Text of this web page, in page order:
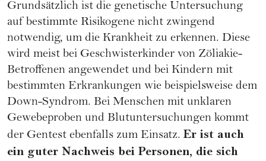
Grundsätzlich ist die genetische Untersuchung
auf bestimmte Risikogene nicht zwingend
notwendig, um die Krankheit zu erkennen. Diese
wird meist bei Geschwisterkinder von Zöliakie-
Betroffenen angewendet und bei Kindern mit
bestimmten Erkrankungen wie beispielsweise dem
Down-Syndrom. Bei Menschen mit unklaren
Gewebeproben und Blutuntersuchungen kommt
der Gentest ebenfalls zum Einsatz. Er ist auch
ein guter Nachweis bei Personen, die sich